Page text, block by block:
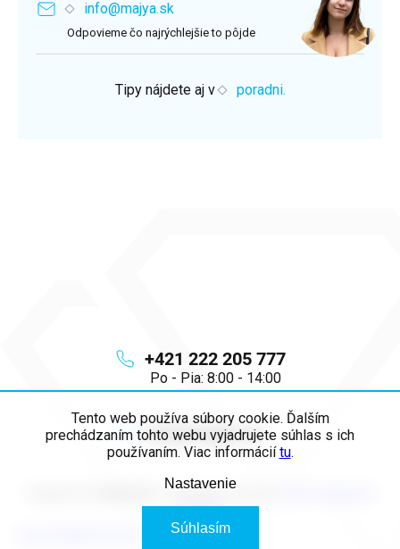
Tento web používa súbory cookie. Ďalším
prechádzaním tohto webu vyjadrujete súhlas s ich
používaním. Viac informáciítu.
Nastavenie
Súhlasím
info@majya.sk
+421 222 205 777
Po - Pia: 8:00 - 14:00
info@majya.sk
Odpovieme čo najrýchlejšie to pôjde
Tipy nájdete aj v poradni.
cookies